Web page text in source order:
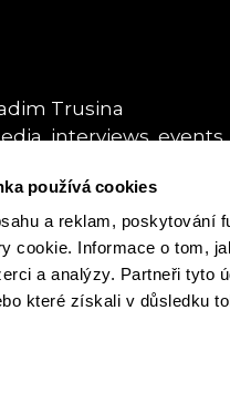
používá cookies
a reklam, poskytování
cookie. Informace o tom,
a analýzy. Partneři tyto
které získali v důsledku
Trusina
interviews, events